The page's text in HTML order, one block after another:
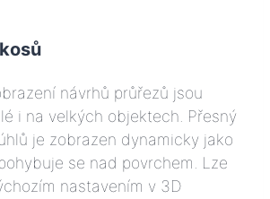
návrhů průřezů jsou
i na velkých objektech. Přesný
je zobrazen dynamicky jako
se nad povrchem. Lze
nastavením v 3D